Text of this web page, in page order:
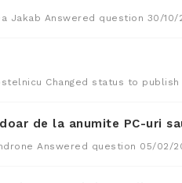
Jakab Answered question 30/10/
Changed status to publish
de la anumite PC-uri
Answered question 05/02/